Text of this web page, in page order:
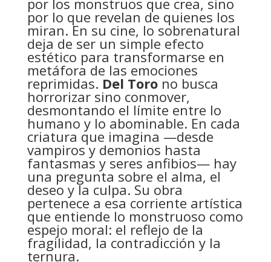
por lo que revelan de quienes los
miran. En su cine, lo sobrenatural
deja de ser un simple efecto
estético para transformarse en
metáfora de las emociones
reprimidas. Del Torono busca
horrorizar sino conmover,
desmontando el límite entre lo
humano y lo abominable. En cada
criatura que imagina —desde
vampiros y demonios hasta
fantasmas y seres anfibios— hay
una pregunta sobre el alma, el
deseo y la culpa. Su obra
pertenece a esa corriente artística
que entiende lo monstruoso como
espejo moral: el reflejo de la
fragilidad, la contradicción y la
ternura.